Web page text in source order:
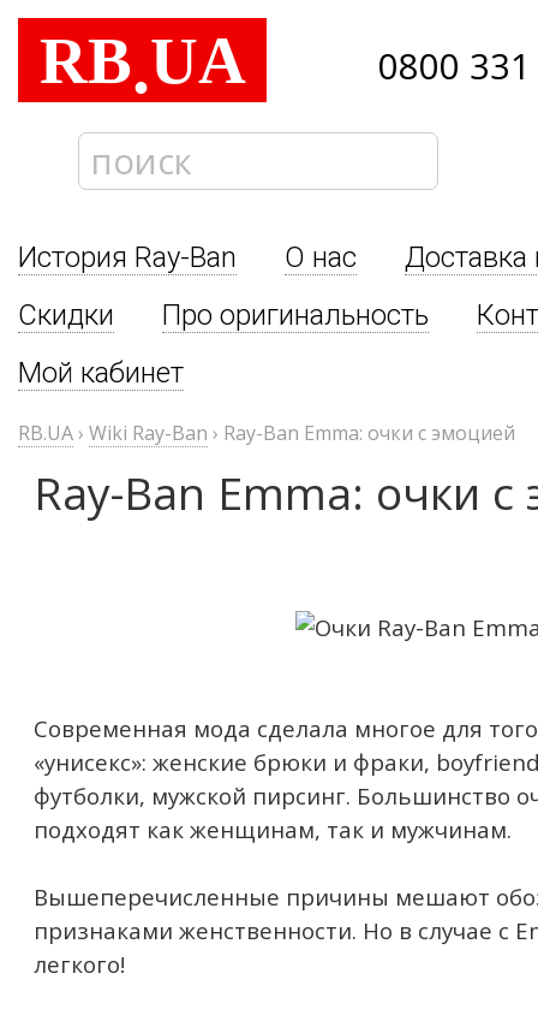
RB.UA 0800
История Ray-Ban О нас
Доставка
Скидки
Про оригинальность
Мой кабинет
RB.UA› Wiki Ray-Ban › Ray-Ban Emma: очки с эмоцией
Ray-Ban Emma: очки
Современная мода сделала многое для
«унисекс»: женские брюки и фраки,
футболки, мужской пирсинг. Большинство
подходят как женщинам, так и мужчинам.
Вышеперечисленные причины мешают
признаками женственности. Но в случае с
легкого!